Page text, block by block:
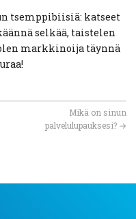
tsemppibiisiä: katseet
selkää, taistelen
markkinoija täynnä
Mikä on sinun
palvelulupauksesi? →